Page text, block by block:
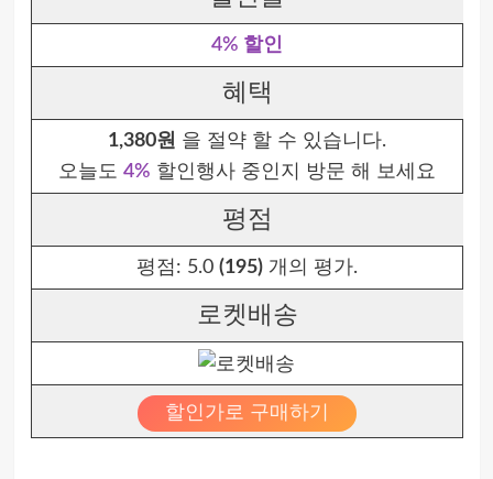
4% 할인
혜택
1,380원 을 절약 할 수 있습니다.
오늘도 4% 할인행사 중인지 방문 해 보세요
평점
평점: 5.0 (195)개의 평가.
로켓배송
할인가로 구매하기